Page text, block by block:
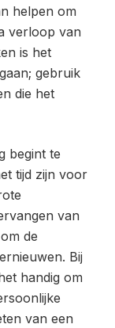
helpen om
verloop van
is het
gebruik
die het
begint te
tijd zijn voor
van
de
Bij
handig om
van een